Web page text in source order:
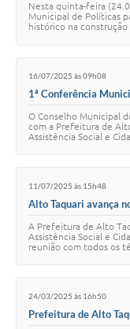
Nesta quinta-feira
Municipal de Políticas
histórico na
16/07/2025 às 09h08
1ª Conferência
O Conselho Municipal
com a Prefeitura de
Assistência Social e
11/07/2025 às 15h48
Alto Taquari avança
A Prefeitura de Alto
Assistência Social e
reunião com todos os
24/03/2025 às 16h50
Prefeitura de Alto